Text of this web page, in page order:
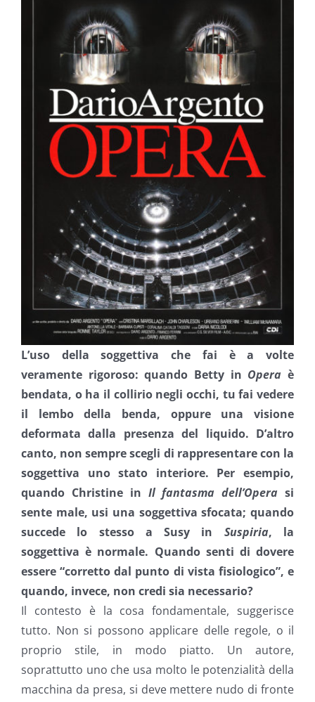
L’uso della soggettiva che fai è a volte
veramente rigoroso: quando Betty in Opera è
bendata, o ha il collirio negli occhi, tu fai vedere
il lembo della benda, oppure una visione
deformata dalla presenza del liquido. D’altro
canto, non sempre scegli di rappresentare con la
soggettiva uno stato interiore. Per esempio,
quando Christine in Il fantasma dell’Opera si
sente male, usi una soggettiva sfocata; quando
succede lo stesso a Susy in Suspiria, la
soggettiva è normale. Quando senti di dovere
essere “corretto dal punto di vista fisiologico”, e
quando, invece, non credi sia necessario?
Il contesto è la cosa fondamentale, suggerisce
tutto. Non si possono applicare delle regole, o il
proprio stile, in modo piatto. Un autore,
soprattutto uno che usa molto le potenzialità della
macchina da presa, si deve mettere nudo di fronte